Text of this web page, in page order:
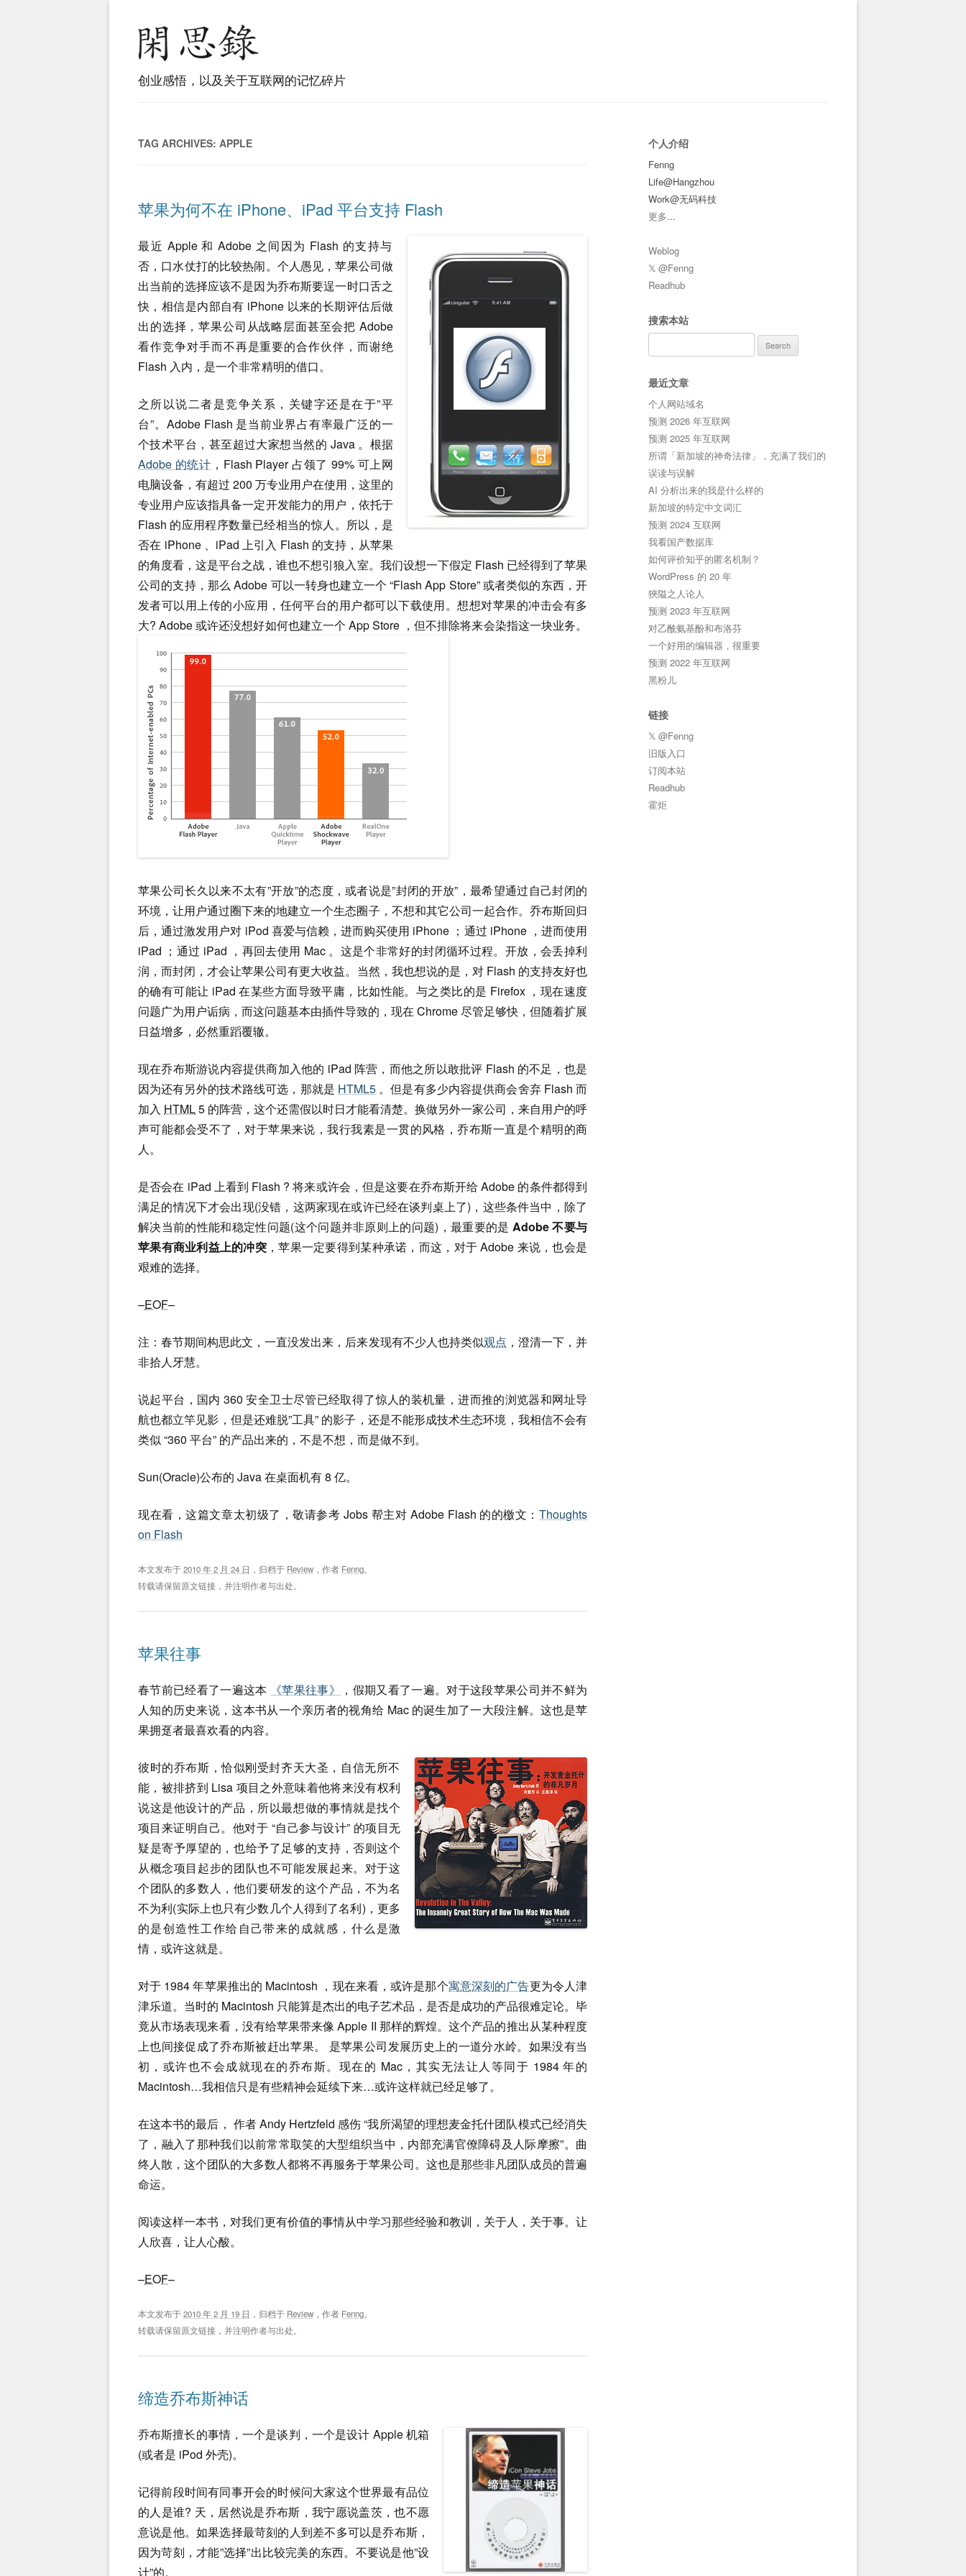
创业感悟，以及关于互联网的记忆碎片
TAG ARCHIVES: APPLE
苹果为何不在 iPhone、iPad 平台支持 Flash
最近 Apple 和 Adobe 之间因为 Flash 的支持与
否，口水仗打的比较热闹。个人愚见，苹果公司做
出当前的选择应该不是因为乔布斯要逞一时口舌之
快，相信是内部自有 iPhone 以来的长期评估后做
出的选择，苹果公司从战略层面甚至会把 Adobe
看作竞争对手而不再是重要的合作伙伴，而谢绝
Flash 入内，是一个非常精明的借口。
之所以说二者是竞争关系，关键字还是在于”平
台”。Adobe Flash 是当前业界占有率最广泛的一
个技术平台，甚至超过大家想当然的 Java 。根据
Adobe 的统计 ，Flash Player 占领了 99% 可上网
电脑设备，有超过 200 万专业用户在使用，这里的
专业用户应该指具备一定开发能力的用户，依托于
Flash 的应用程序数量已经相当的惊人。所以，是
否在 iPhone 、iPad 上引入 Flash 的支持，从苹果
的角度看，这是平台之战，谁也不想引狼入室。我们设想一下假定 Flash 已经得到了苹果
公司的支持，那么 Adobe 可以一转身也建立一个 “Flash App Store” 或者类似的东西，开
发者可以用上传的小应用，任何平台的用户都可以下载使用。想想对苹果的冲击会有多
大? Adobe 或许还没想好如何也建立一个 App Store ，但不排除将来会染指这一块业务。
苹果公司长久以来不太有”开放”的态度，或者说是”封闭的开放”，最希望通过自己封闭的
环境，让用户通过圈下来的地建立一个生态圈子，不想和其它公司一起合作。乔布斯回归
后，通过激发用户对 iPod 喜爱与信赖，进而购买使用 iPhone ；通过 iPhone ，进而使用
iPad ；通过 iPad ，再回去使用 Mac 。这是个非常好的封闭循环过程。开放，会丢掉利
润，而封闭，才会让苹果公司有更大收益。当然，我也想说的是，对 Flash 的支持友好也
的确有可能让 iPad 在某些方面导致平庸，比如性能。与之类比的是 Firefox ，现在速度
问题广为用户诟病，而这问题基本由插件导致的，现在 Chrome 尽管足够快，但随着扩展
日益增多，必然重蹈覆辙。
现在乔布斯游说内容提供商加入他的 iPad 阵营，而他之所以敢批评 Flash 的不足，也是
因为还有另外的技术路线可选，那就是 HTML5 。但是有多少内容提供商会舍弃 Flash 而
加入 HTML5 的阵营，这个还需假以时日才能看清楚。换做另外一家公司，来自用户的呼
声可能都会受不了，对于苹果来说，我行我素是一贯的风格，乔布斯一直是个精明的商
人。
是否会在 iPad 上看到 Flash ? 将来或许会，但是这要在乔布斯开给 Adobe 的条件都得到
满足的情况下才会出现(没错，这两家现在或许已经在谈判桌上了)，这些条件当中，除了
解决当前的性能和稳定性问题(这个问题并非原则上的问题)，最重要的是Adobe 不要与
苹果有商业利益上的冲突 ，苹果一定要得到某种承诺，而这，对于 Adobe 来说，也会是
艰难的选择。
–EOF–
注：春节期间构思此文，一直没发出来，后来发现有不少人也持类似观点 ，澄清一下，并
非拾人牙慧。
说起平台，国内 360 安全卫士尽管已经取得了惊人的装机量，进而推的浏览器和网址导
航也都立竿见影，但是还难脱”工具” 的影子，还是不能形成技术生态环境，我相信不会有
类似 “360 平台” 的产品出来的，不是不想，而是做不到。
Sun(Oracle)公布的 Java 在桌面机有 8 亿。
现在看，这篇文章太初级了，敬请参考 Jobs 帮主对 Adobe Flash 的的檄文： Thoughts
on Flash
本文发布于2010 年 2 月 24 日 ，归档于 Review ，作者 Fenng。
转载请保留原文链接，并注明作者与出处。
苹果往事
春节前已经看了一遍这本 《苹果往事》
，假期又看了一遍。对于这段苹果公司并不鲜为
人知的历史来说，这本书从一个亲历者的视角给 Mac 的诞生加了一大段注解。这也是苹
果拥趸者最喜欢看的内容。
彼时的乔布斯，恰似刚受封齐天大圣，自信无所不
能，被排挤到 Lisa 项目之外意味着他将来没有权利
说这是他设计的产品，所以最想做的事情就是找个
项目来证明自己。他对于 “自己参与设计” 的项目无
疑是寄予厚望的，也给予了足够的支持，否则这个
从概念项目起步的团队也不可能发展起来。对于这
个团队的多数人，他们要研发的这个产品，不为名
不为利(实际上也只有少数几个人得到了名利)，更多
的是创造性工作给自己带来的成就感，什么是激
情，或许这就是。
对于 1984 年苹果推出的 Macintosh ，现在来看，或许是那个寓意深刻的广告更为令人津
津乐道。当时的 Macintosh 只能算是杰出的电子艺术品，是否是成功的产品很难定论。毕
竟从市场表现来看，没有给苹果带来像 Apple II 那样的辉煌。这个产品的推出从某种程度
上也间接促成了乔布斯被赶出苹果。 是苹果公司发展历史上的一道分水岭。如果没有当
初，或许也不会成就现在的乔布斯。现在的 Mac，其实无法让人等同于 1984 年的
Macintosh…我相信只是有些精神会延续下来…或许这样就已经足够了。
在这本书的最后， 作者 Andy Hertzfeld 感伤 “我所渴望的理想麦金托什团队模式已经消失
了，融入了那种我们以前常常取笑的大型组织当中，内部充满官僚障碍及人际摩擦”。曲
终人散，这个团队的大多数人都将不再服务于苹果公司。这也是那些非凡团队成员的普遍
命运。
阅读这样一本书，对我们更有价值的事情从中学习那些经验和教训，关于人，关于事。让
人欣喜，让人心酸。
–EOF–
本文发布于2010 年 2 月 19 日 ，归档于 Review ，作者 Fenng。
转载请保留原文链接，并注明作者与出处。
缔造乔布斯神话
乔布斯擅长的事情，一个是谈判，一个是设计 Apple 机箱
(或者是 iPod 外壳)。
记得前段时间有同事开会的时候问大家这个世界最有品位
的人是谁? 天，居然说是乔布斯，我宁愿说盖茨，也不愿
意说是他。如果选择最苛刻的人到差不多可以是乔布斯，
因为苛刻，才能”选择”出比较完美的东西。不要说是他”设
计”的。
个人介绍
Fenng
Life@Hangzhou
Work@无码科技
更多...
Weblog
𝕏 @Fenng
Readhub
搜索本站
for:
最近文章
个人网站域名
预测 2026 年互联网
预测 2025 年互联网
所谓「新加坡的神奇法律」，充满了我们的
误读与误解
AI 分析出来的我是什么样的
新加坡的特定中文词汇
预测 2024 互联网
我看国产数据库
如何评价知乎的匿名机制？
WordPress 的 20 年
狹隘之人论人
预测 2023 年互联网
对乙酰氨基酚和布洛芬
一个好用的编辑器，很重要
预测 2022 年互联网
黑粉儿
链接
𝕏 @Fenng
旧版入口
订阅本站
Readhub
霍炬